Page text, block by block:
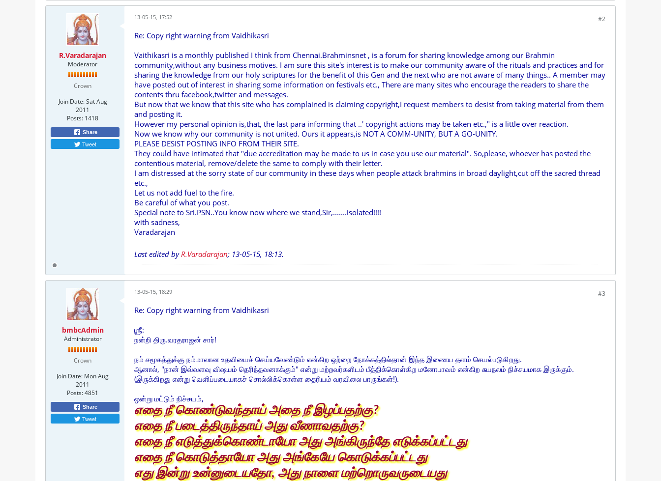
R.Varadarajan
Moderator
Crown
Join Date: Sat Aug
2011
Posts: 1418
Share
Tweet
#2
13-05-15, 17:52
Re: Copy right warning from Vaidhikasri
Vaithikasri is a monthly published I think from Chennai.Brahminsnet , is a forum for sharing knowledge among our Brahmin
community,without any business motives. I am sure this site's interest is to make our community aware of the rituals and practices and for
sharing the knowledge from our holy scriptures for the benefit of this Gen and the next who are not aware of many things.. A member may
have posted out of interest in sharing some information on festivals etc., There are many sites who encourage the readers to share the
contents thru facebook,twitter and messages.
But now that we know that this site who has complained is claiming copyright,I request members to desist from taking material from them
and posting it.
However my personal opinion is,that, the last para informing that ..' copyright actions may be taken etc.," is a little over reaction.
Now we know why our community is not united. Ours it appears,is NOT A COMM-UNITY, BUT A GO-UNITY.
PLEASE DESIST POSTING INFO FROM THEIR SITE.
They could have intimated that "due accreditation may be made to us in case you use our material". So,please, whoever has posted the
contentious material, remove/delete the same to comply with their letter.
I am distressed at the sorry state of our community in these days when people attack brahmins in broad daylight,cut off the sacred thread
etc.,
Let us not add fuel to the fire.
Be careful of what you post.
Special note to Sri.PSN..You know now where we stand,Sir,.......isolated!!!!
with sadness,
Varadarajan
Last edited byR.Varadarajan; 13-05-15, 18:13.
bmbcAdmin
Administrator
Crown
Join Date: Mon Aug
2011
Posts:4851
Share
Tweet
#3
13-05-15, 18:29
Re: Copy right warning from Vaidhikasri
ஶ்ரீ:
நன்றி திரு.வரதராஜன் சார்!
நம் சமூகத்துக்கு நம்மாலான உதவியைச் செய்யவேண்டும் என்கிற ஒற்றை நோக்கத்தில்தான் இந்த இணைய தளம் செயல்படுகிறது.
ஆனால், "நான் இவ்வளவு விஷயம் தெரிந்தவனாக்கும்" என்று மற்றவர்களிடம் பீத்திக்கொள்கிற மனோபாவம் என்கிற சுயநலம் நிச்சயமாக இருக்கும்.
(இருக்கிறது என்று வெளிப்படையாகச் சொல்லிக்கொள்ள தைரியம் வரவிலை பாருங்கள்!).
ஒன்று மட்டும் நிச்சயம்,
எதை நீ கொண்டுவந்தாய் அதை நீ இழப்பதற்கு?
எதை நீ படைத்திருந்தாய் அது வீணாவதற்கு?
எதை நீ எடுத்துக்கொண்டாயோ அது அங்கிருந்தே எடுக்கப்பட்டது
எதை நீ கொடுத்தாயோ அது அங்கேயே கொடுக்கப்பட்டது
எது இன்று உன்னுடையதோ, அது நாளை மற்றொருவருடையது